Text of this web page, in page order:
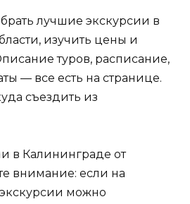
лучшие экскурсии в
изучить цены и
туров, расписание,
— все есть на странице.
съездить из
в Калининграде от
внимание: если на
можно